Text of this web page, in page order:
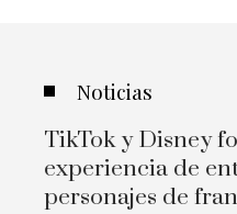
Noticias
TikTok y Disney
experiencia de
personajes de